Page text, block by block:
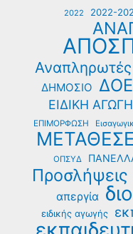
2022 2022-
Αναπληρωτές
ΔΗΜΟΣΙΟ ΔΟΕ
ΕΙΔΙΚΗ ΑΓΩΓΗ
ΕΠΙΜΟΡΦΩΣΗ
ΟΠΣΥΔ
Προσλήψεις
απεργία
ειδικής αγωγής